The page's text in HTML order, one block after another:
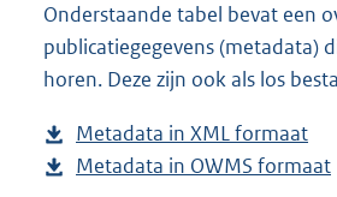
d
p
u
l
i
s
g
r
o
t
a
d
p
b
l
d
s
g
o
o
o
a
d
u
b
n
d
s
r
o
l
o
a
p
u
a
n
d
g
r
Onderstaande tabel bevat een
publicatiegegevens (metadata)
horen. Deze zijn ook als los
Metadata in XML formaat
e
Metadata in OWMS formaat